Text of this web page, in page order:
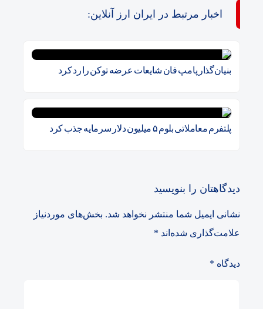
اخبار مرتبط در ایران ارز آنلاین:
بنیان‌گذار پامپ فان شایعات عرضه توکن را رد کرد
پلتفرم معاملاتی بلوم ۵ میلیون دلار سرمایه جذب کرد
دیدگاهتان را بنویسید
نشانی ایمیل شما منتشر نخواهد شد. بخش‌های موردنیاز
علامت‌گذاری شده‌اند *
دیدگاه *